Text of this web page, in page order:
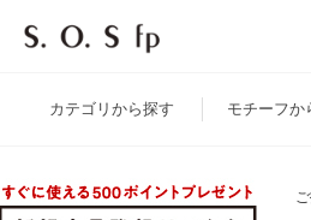
カテゴリ から探す モチーフか